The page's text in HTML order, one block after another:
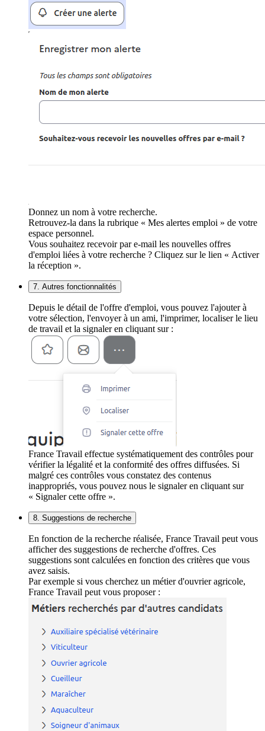
Donnez un nom à votre recherche.
Retrouvez-la dans la rubrique « Mes alertes emploi » de votre
espace personnel.
Vous souhaitez recevoir par e-mail les nouvelles offres
d'emploi liées à votre recherche ? Cliquez sur le lien « Activer
la réception ».
7. Autres fonctionnalités
Depuis le détail de l'offre d'emploi, vous pouvez l'ajouter à
votre sélection, l'envoyer à un ami, l'imprimer, localiser le lieu
de travail et la signaler en cliquant sur :
France Travail effectue systématiquement des contrôles pour
vérifier la légalité et la conformité des offres diffusées. Si
malgré ces contrôles vous constatez des contenus
inappropriés, vous pouvez nous le signaler en cliquant sur
« Signaler cette offre ».
8. Suggestions de recherche
En fonction de la recherche réalisée, France Travail peut vous
afficher des suggestions de recherche d'offres. Ces
suggestions sont calculées en fonction des critères que vous
avez saisis.
Par exemple si vous cherchez un métier d'ouvrier agricole,
France Travail peut vous proposer :